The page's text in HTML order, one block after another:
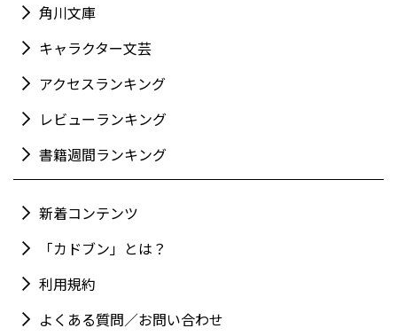
角川文庫
キャラクター文芸
アクセスランキング
レビューランキング
書籍週間ランキング
新着コンテンツ
「カドブン」とは？
利用規約
よくある質問／お問い合わせ